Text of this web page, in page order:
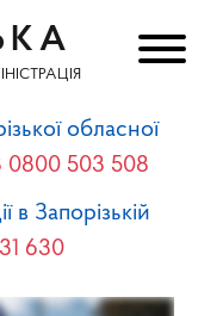
обласної
0800 503 508
в Запорізькій
630